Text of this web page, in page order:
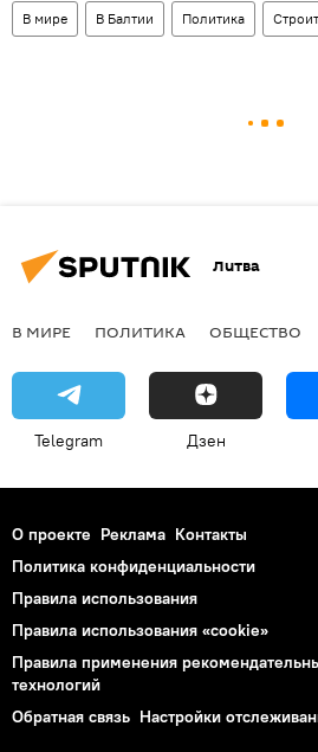
В мире В Балтии Политика
Литва
В МИРЕ ПОЛИТИКА ОБЩЕСТВО
Telegram Дзен
О проекте Реклама Контакты
Политика конфиденциальности
Правила использования
Правила использования «cookie»
Правила применения
технологий
Обратная связь Настройки